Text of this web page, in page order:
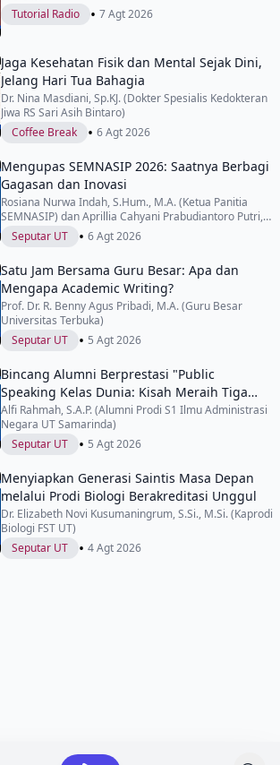
Tutorial Radio
• 7 Agt 2026
Jaga Kesehatan Fisik dan Mental Sejak Dini,
Jelang Hari Tua Bahagia
Dr. Nina Masdiani, Sp.KJ. (Dokter Spesialis Kedokteran
Jiwa RS Sari Asih Bintaro)
Coffee Break
• 6 Agt 2026
Mengupas SEMNASIP 2026: Saatnya Berbagi
Gagasan dan Inovasi
Rosiana Nurwa Indah, S.Hum., M.A. (Ketua Panitia
SEMNASIP) dan Aprillia Cahyani Prabudiantoro Putri,
S.Sos., M.Si. (Wakil Ketua Panitia SEMNASIP)
Seputar UT • 6 Agt 2026
Satu Jam Bersama Guru Besar: Apa dan
Mengapa Academic Writing?
Prof. Dr. R. Benny Agus Pribadi, M.A. (Guru Besar
Universitas Terbuka)
Seputar UT
• 5 Agt 2026
Bincang Alumni Berprestasi "Public
Speaking Kelas Dunia: Kisah Meraih Tiga
Penghargaan Internasional di IYEN
Malaysia"
Alfi Rahmah, S.A.P. (Alumni Prodi S1 Ilmu Administrasi
Negara UT Samarinda)
Seputar UT
• 5 Agt 2026
Menyiapkan Generasi Saintis Masa Depan
melalui Prodi Biologi Berakreditasi Unggul
Dr. Elizabeth Novi Kusumaningrum, S.Si., M.Si. (Kaprodi
Biologi FST UT)
Seputar UT
• 4 Agt 2026